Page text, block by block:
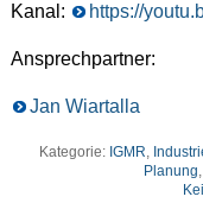
Kanal:
https://
Ansprechpartner:
Jan Wiartalla
Kategorie: IGMR,
Planung